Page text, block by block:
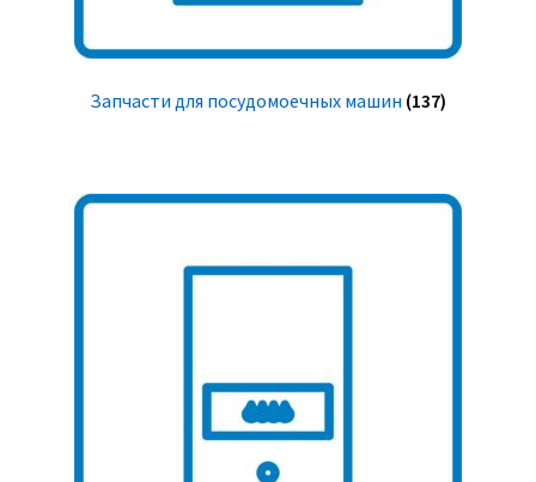
Запчасти для посудомоечных машин (137)